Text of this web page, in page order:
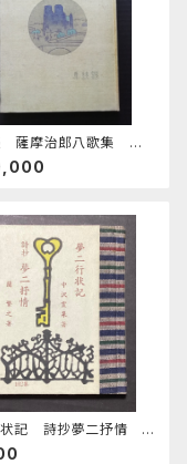
薩摩治郎八歌集 第
状記 詩抄夢二抒情
本第26期第102集